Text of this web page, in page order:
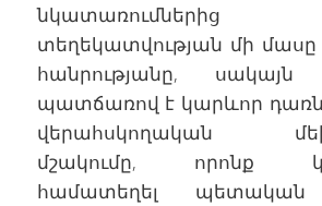
նկատառումներից
տեղեկատվության մի մասը
հանրությանը,
պատճառով է կարևոր
վերահսկողական
մշակումը, որոնք
համատեղել պետական